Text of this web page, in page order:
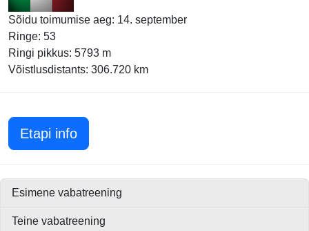
Sõidu toimumise aeg: 14. september
Ringe: 53
Ringi pikkus: 5793 m
Võistlusdistants: 306.720 km
Etapi infoItaalia GP 2008
Esimene vabatreening
Teine vabatreening